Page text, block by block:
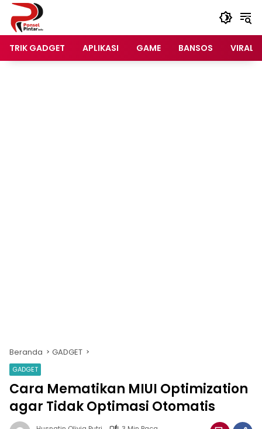
Langsung
konten
TRIK GADGET
APLIKASI GAME BANSOS VIRAL
Beranda GADGET
GADGET
Cara Mematikan MIUI Optimization
agar Tidak Optimasi Otomatis